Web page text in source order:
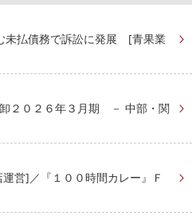
未払債務で訴訟に発展 [青果業
２０２６年３月期 － 中部・関
営]／『１００時間カレー』Ｆ